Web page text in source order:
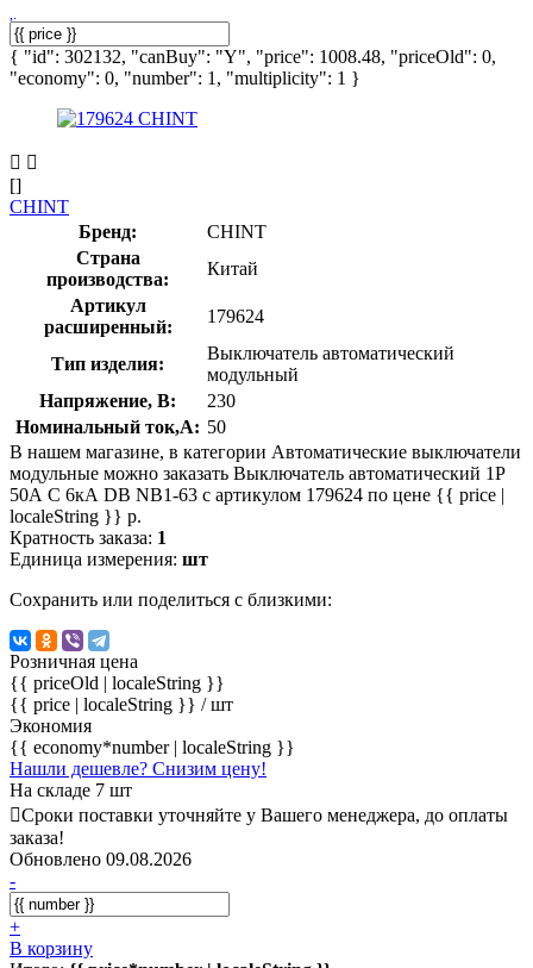
{ "id": 302132, "canBuy": "Y", "price": 1008.48, "priceOld": 0,
"economy": 0, "number": 1, "multiplicity": 1 }
[]
CHINT
Бренд:
CHINT
Страна
производства:
Китай
Артикул
расширенный:
179624
Тип изделия:
Выключатель автоматический
модульный
Напряжение, В:
230
Номинальный ток,А: 50
В нашем магазине, в категории Автоматические выключатели
модульные можно заказать Выключатель автоматический 1P
50А C 6кА DB NB1-63 с артикулом 179624 по цене {{ price |
localeString }} р.
Кратность заказа: 1
Единица измерения: шт
Сохранить или поделиться с близкими:
Розничная цена
{{ priceOld | localeString }}
{{ price | localeString }} / шт
Экономия
{{ economy*number | localeString }}
Нашли дешевле? Снизим цену!
На складе 7 шт
Сроки поставки уточняйте у Вашего менеджера, до оплаты
заказа!
Обновлено 09.08.2026
-
+
В корзину